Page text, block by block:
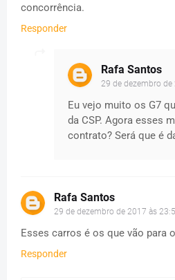
concorrência.
Responder
Rafa Santos
29 de dezembro de
Eu vejo muito os G7
da CSP. Agora esses
contrato? Será que é
Rafa Santos
29 de dezembro de 2017 às
Esses carros é os que vão para
Responder